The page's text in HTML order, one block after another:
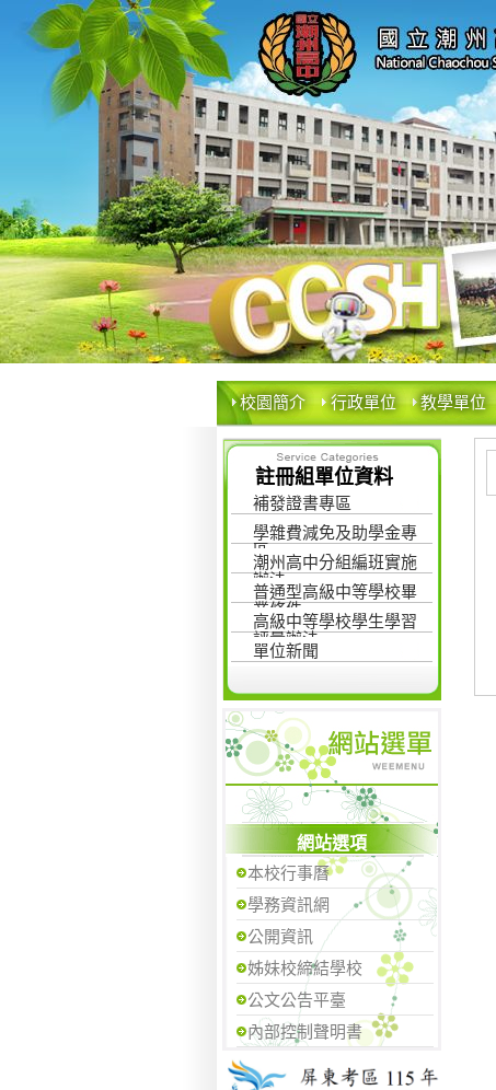
校園簡介 行政單位 教學單位
註冊組單位資料
補發證書專區
學雜費減免及助學金專
區
潮州高中分組編班實施
辦法
普通型高級中等學校畢
業條件
高級中等學校學生學習
評量辦法
單位新聞
網站選項
本校行事曆
學務資訊網
公開資訊
姊妹校締結學校
公文公告平臺
內部控制聲明書